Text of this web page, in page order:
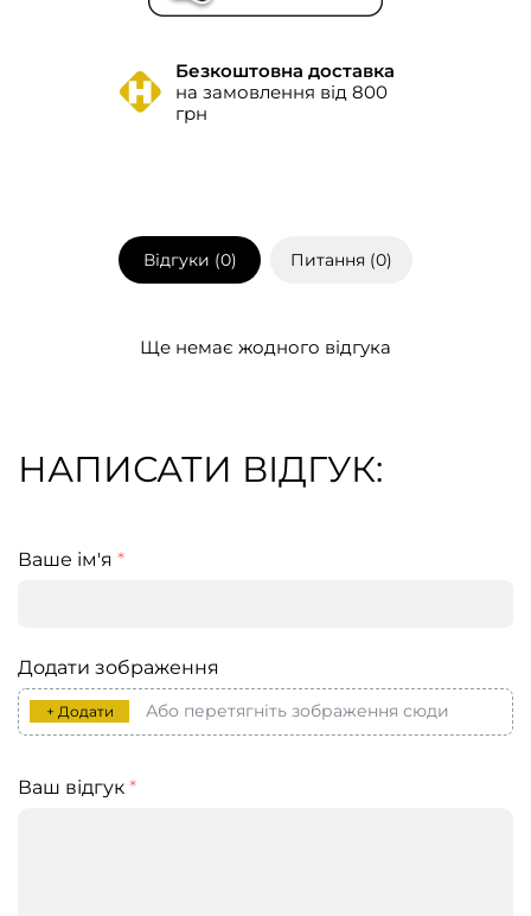
Безкоштовна доставка
на замовлення від 800
грн
Відгуки (0) Питання (0)
Ще немає жодного відгука
НАПИСАТИ ВІДГУК:
Ваше ім'я *
Додати зображення
+ Додати Або перетягніть зображення сюди
Ваш відгук *